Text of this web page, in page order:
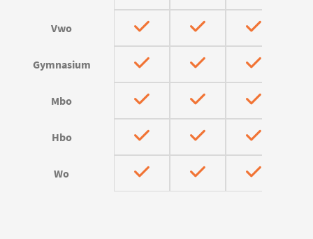
Vwo
Gymnasium
Mbo
Hbo
Wo